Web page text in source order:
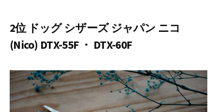
2位 ドッグ シザーズ ジャパン ニコ
(Nico) DTX-55F ・ DTX-60F